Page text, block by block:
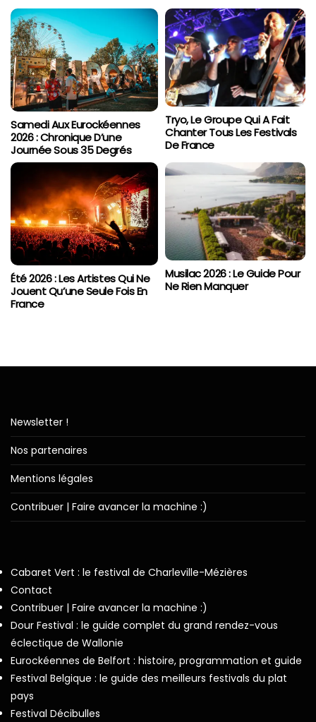
Samedi Aux Eurockéennes
2026 : Chronique D’une
Journée Sous 35 Degrés
Tryo, Le Groupe Qui A Fait
Chanter Tous Les Festivals
De France
Été 2026 : Les Artistes Qui Ne
Jouent Qu’une Seule Fois En
France
Musilac 2026 : Le Guide Pour
Ne Rien Manquer
Newsletter !
Nos partenaires
Mentions légales
Contribuer | Faire avancer la machine :)
Cabaret Vert : le festival de Charleville-Mézières
Contact
Contribuer | Faire avancer la machine :)
Dour Festival : le guide complet du grand rendez-vous
éclectique de Wallonie
Eurockéennes de Belfort : histoire, programmation et guide
Festival Belgique : le guide des meilleurs festivals du plat
pays
Festival Décibulles